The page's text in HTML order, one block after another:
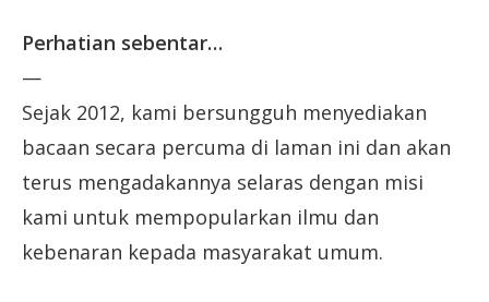
Perhatian sebentar…
—
Sejak 2012, kami bersungguh menyediakan
bacaan secara percuma di laman ini dan akan
terus mengadakannya selaras dengan misi
kami untuk mempopularkan ilmu dan
kebenaran kepada masyarakat umum.